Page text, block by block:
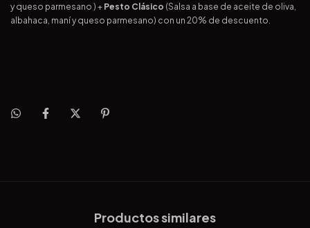
y queso parmesano ) + Pesto Clásico (Salsa a base de aceite de oliva,
albahaca, maní y queso parmesano) con un 20% de descuento.
Productos similares